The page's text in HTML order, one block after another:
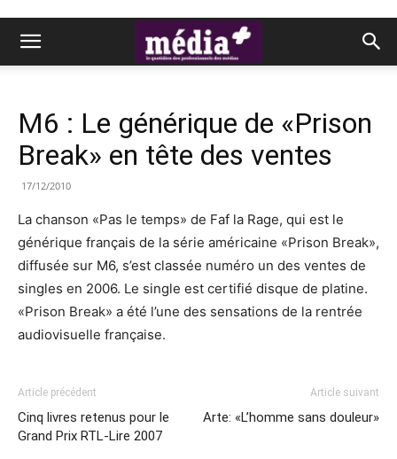
M6 : Le générique de «Prison
Break» en tête des ventes
17/12/2010
La chanson «Pas le temps» de Faf la Rage, qui est le
générique français de la série américaine «Prison Break»,
diffusée sur M6, s’est classée numéro un des ventes de
singles en 2006. Le single est certifié disque de platine.
«Prison Break» a été l’une des sensations de la rentrée
audiovisuelle française.
Article précédent
Cinq livres retenus pour le
Grand Prix RTL-Lire 2007
Article suivant
Arte: «L’homme sans douleur»